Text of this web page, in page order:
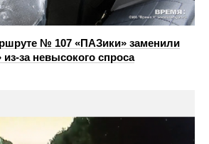
№ 107 «ПАЗики» заменили
невысокого спроса